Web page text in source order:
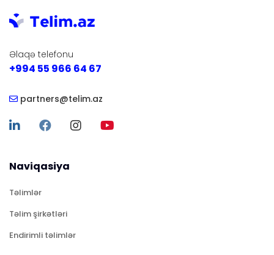
Əlaqə telefonu
+994 55 966 64 67
partners@telim.az
Naviqasiya
Təlimlər
Təlim şirkətləri
Endirimli təlimlər